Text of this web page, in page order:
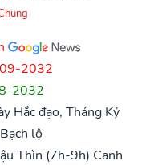
2032
2032
Hắc đạo, Tháng Kỷ
lộ
Thìn (7h-9h) Canh